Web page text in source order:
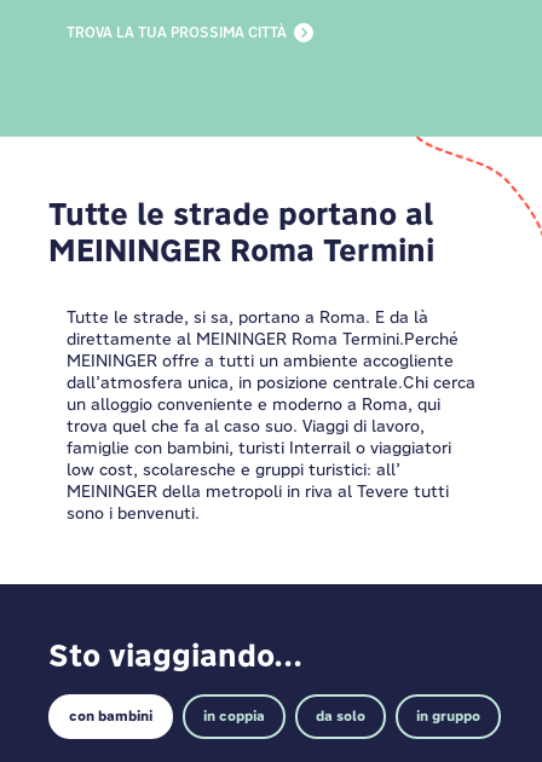
TROVA LA TUA PROSSIMA CITTÀ
Tutte le strade portano al
MEININGER Roma Termini
Tutte le strade, si sa, portano a Roma. E da là
direttamente al MEININGER Roma Termini.Perché
MEININGER offre a tutti un ambiente accogliente
dall’atmosfera unica, in posizione centrale.Chi cerca
un alloggio conveniente e moderno a Roma, qui
trova quel che fa al caso suo. Viaggi di lavoro,
famiglie con bambini, turisti Interrail o viaggiatori
low cost, scolaresche e gruppi turistici: all’
MEININGER della metropoli in riva al Tevere tutti
sono i benvenuti.
Sto viaggiando...
con bambini in coppia da solo in gruppo